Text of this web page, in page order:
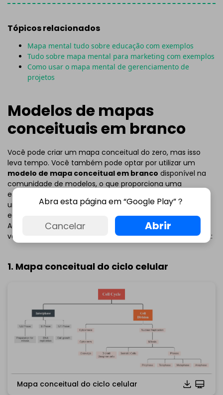
Tópicos relacionados
Mapa mental tudo sobre educação com exemplos
Tudo sobre mapa mental para marketing com exemplos
Como usar o mapa mental de gerenciamento de
projetos
Modelos de mapas
conceituais em branco
Você pode criar um mapa conceitual do zero, mas isso
leva tempo. Você também pode optar por utilizar um
modelo de mapa conceitual em branco disponível na
comunidade de modelos, o que proporciona uma
estrutura inicial para a criação do seu mapa conceitual. É
uma abordagem mais eficiente e fácil de usar, pois
economiza muito tempo na estruturação de suas ideias.
Aqui estão vários exemplos de mapas conceituais que
você pode encontrar na galeria de modelos do EdrawMind:
1. Mapa conceitual do ciclo celular
Mapa conceitual do ciclo celular
Abra esta página em “Google Play”？
Cancelar Abrir